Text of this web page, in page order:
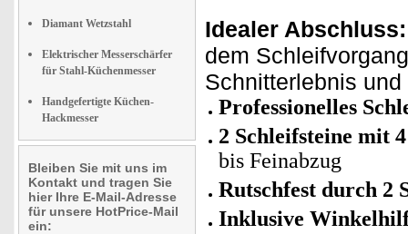
Diamant Wetzstahl
Elektrischer Messerschärfer
für Stahl-Küchenmesser
Handgefertigte Küchen-
Hackmesser
Bleiben Sie mit uns im
Kontakt und tragen Sie
hier Ihre E-Mail-Adresse
für unsere HotPrice-Mail
ein:
Idealer Abschluss:
dem
Schnitterlebnis
Professionelles
2 Schleifsteine mit
bis Feinabzug
Rutschfest durch 2
Inklusive